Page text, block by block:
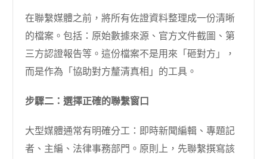
在聯繫媒體之前，將所有佐證資料整理成一份清晰
的檔案。包括：原始數據來源、官方文件截圖、第
三方認證報告等。這份檔案不是用來「砸對方」，
而是作為「協助對方釐清真相」的工具。
步驟二：選擇正確的聯繫窗口
大型媒體通常有明確分工：即時新聞編輯、專題記
者、主編、法律事務部門。原則上，先聯繫撰寫該